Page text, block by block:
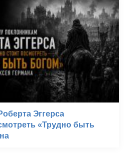
Эггерса
«Трудно быть